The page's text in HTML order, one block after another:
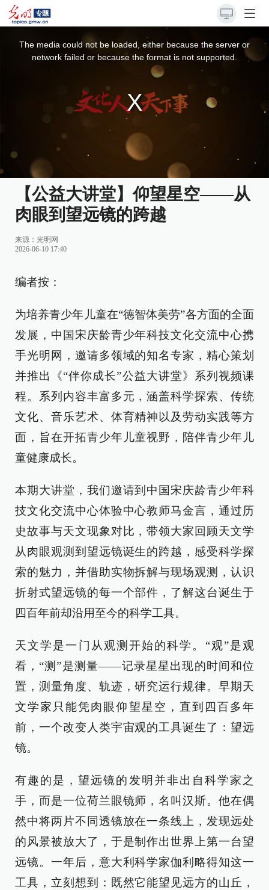
The media could not be loaded, either because the server or
network failed or because the format is not supported.
【公益大讲堂】仰望星空——从
肉眼到望远镜的跨越
来源： 光明网
2026-06-10 17:40
编者按：
为培养青少年儿童在“德智体美劳”各方面的全面
发展，中国宋庆龄青少年科技文化交流中心携
手光明网，邀请多领域的知名专家，精心策划
并推出《“伴你成长”公益大讲堂》系列视频课
程。系列内容丰富多元，涵盖科学探索、传统
文化、音乐艺术、体育精神以及劳动实践等方
面，旨在开拓青少年儿童视野，陪伴青少年儿
童健康成长。
本期大讲堂，我们邀请到中国宋庆龄青少年科
技文化交流中心体验中心教师马金言，通过历
史故事与天文现象对比，带领大家回顾天文学
从肉眼观测到望远镜诞生的跨越，感受科学探
索的魅力，并借助实物拆解与现场观测，认识
折射式望远镜的每一个部件，了解这台诞生于
四百年前却沿用至今的科学工具。
天文学是一门从观测开始的科学。“观”是观
看，“测”是测量——记录星星出现的时间和位
置，测量角度、轨迹，研究运行规律。早期天
文学家只能凭肉眼仰望星空，直到四百多年
前，一个改变人类宇宙观的工具诞生了：望远
镜。
有趣的是，望远镜的发明并非出自科学家之
手，而是一位荷兰眼镜师，名叫汉斯。他在偶
然中将两片不同透镜放在一条线上，发现远处
的风景被放大了，于是制作出世界上第一台望
远镜。一年后，意大利科学家伽利略得知这一
工具，立刻想到：既然它能望见远方的山丘，